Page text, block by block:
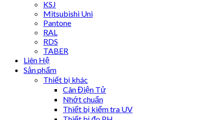
KSJ
Mitsubishi Uni
Pantone
RAL
RDS
TABER
Liên Hệ
Sản phẩm
Thiết bị khác
Cân Điện Tử
Nhớt chuẩn
Thiết bị kiểm tra UV